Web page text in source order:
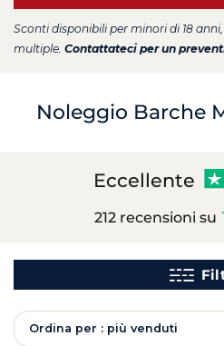
Sconti disponibili per minori di 18
multiple. Contattateci per un
Noleggio Barche
Eccellente
212 recensioni su
Ordina per : più venduti